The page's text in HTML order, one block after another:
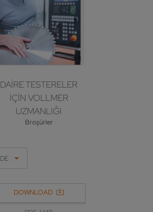
DAİRE TESTERELER
IÇIN VOLLMER
UZMANLIĞI
Broşürler
DE
DOWNLOAD